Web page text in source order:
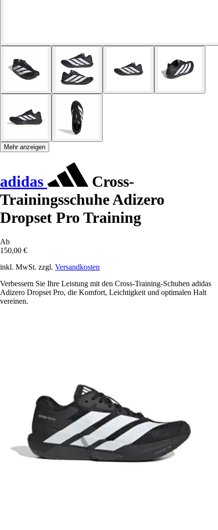
Mehr anzeigen
adidas
Cross-
Trainingsschuhe Adizero
Dropset Pro Training
Ab
150,00 €
inkl. MwSt. zzgl. Versandkosten
Verbessern Sie Ihre Leistung mit den Cross-Training-Schuhen adidas
Adizero Dropset Pro, die Komfort, Leichtigkeit und optimalen Halt
vereinen.